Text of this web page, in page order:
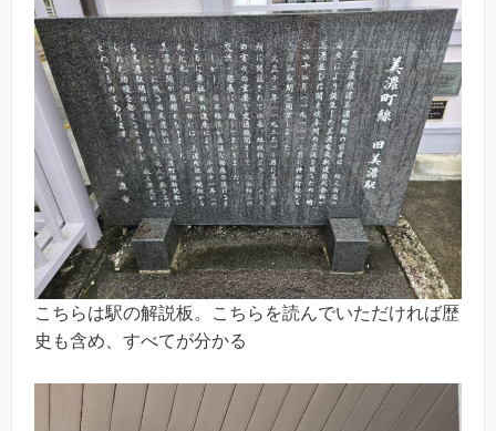
こちらは駅の解説板。こちらを読んでいただければ歴
史も含め、すべてが分かる